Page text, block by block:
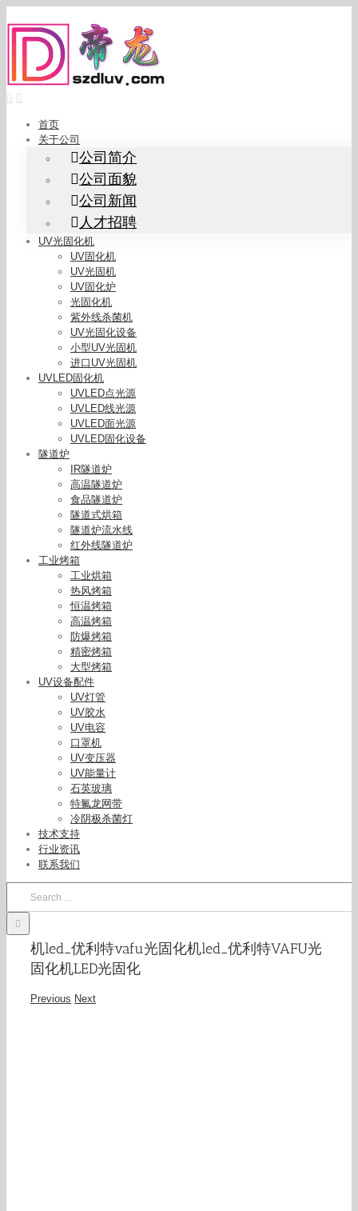
to
content
首页
关于公司
公司简介
公司面貌
公司新闻
人才招聘
UV光固化机
UV固化机
UV光固机
UV固化炉
光固化机
紫外线杀菌机
UV光固化设备
小型UV光固机
进口UV光固机
UVLED固化机
UVLED点光源
UVLED线光源
UVLED面光源
UVLED固化设备
隧道炉
IR隧道炉
高温隧道炉
食品隧道炉
隧道式烘箱
隧道炉流水线
红外线隧道炉
工业烤箱
工业烘箱
热风烤箱
恒温烤箱
高温烤箱
防爆烤箱
精密烤箱
大型烤箱
UV设备配件
UV灯管
UV胶水
UV电容
口罩机
UV变压器
UV能量计
石英玻璃
特氟龙网带
冷阴极杀菌灯
技术支持
行业资讯
联系我们
机led_优利特vafu光固化机led_优利特VAFU光
固化机LED光固化
Previous Next